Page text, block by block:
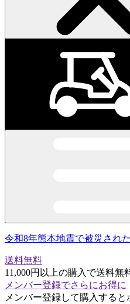
令和8年熊本地震で被災され
送料無料
11,000円以上の購入で送料無
メンバー登録でさらにお得に
メンバー登録して購入すると